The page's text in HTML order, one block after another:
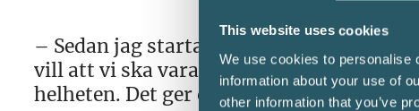
This website uses cookies
We use cookies to personalise
information about your use of
other information that you’ve
– Sedan jag startade i branschen 1984
vill att vi ska vara en samarbetspartner
helheten. Det ger också mycket tillbaka.